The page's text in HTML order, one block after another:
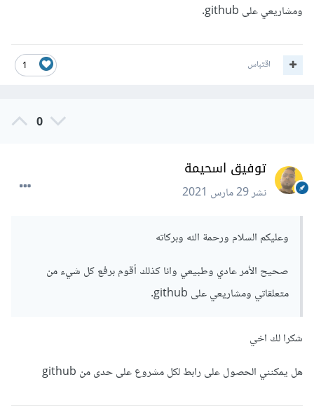
ومشاريعي على github.
1 اقتباس
0
توفيق اسحيمة
نشر29 مارس 2021
وعليكم السلام ورحمة الله وبركاته
صحيح الأمر عادي وطبيعي وانا كذلك أقوم برفع كل شيء من
متعلقاتي ومشاريعي على github.
شكرا لك اخي
هل يمكنني الحصول على رابط لكل مشروع على حدى من github